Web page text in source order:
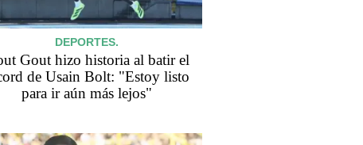
DEPORTES.
Gout hizo historia al batir el
de Usain Bolt: "Estoy listo
para ir aún más lejos"